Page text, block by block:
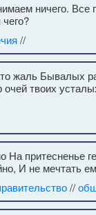
ничего. Все
//
жаль Бывалых
твоих
притесненье
И не мечтать
//